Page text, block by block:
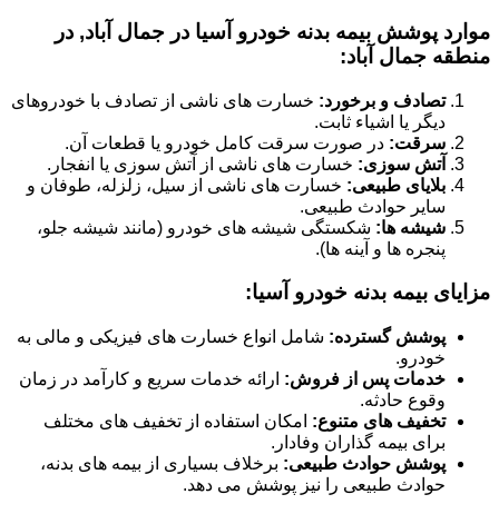
موارد پوشش بیمه بدنه خودرو آسیا در جمال آباد, در
منطقه جمال آباد:
تصادف و برخورد: خسارت های ناشی از تصادف با خودروهای
دیگر یا اشیاء ثابت.
سرقت: در صورت سرقت کامل خودرو یا قطعات آن.
آتش سوزی: خسارت های ناشی از آتش سوزی یا انفجار.
بلایای طبیعی: خسارت های ناشی از سیل، زلزله، طوفان و
سایر حوادث طبیعی.
شیشه ها: شکستگی شیشه های خودرو (مانند شیشه جلو،
پنجره ها و آینه ها).
مزایای بیمه بدنه خودرو آسیا:
پوشش گسترده: شامل انواع خسارت های فیزیکی و مالی به
خودرو.
خدمات پس از فروش: ارائه خدمات سریع و کارآمد در زمان
وقوع حادثه.
تخفیف های متنوع: امکان استفاده از تخفیف های مختلف
برای بیمه گذاران وفادار.
پوشش حوادث طبیعی: برخلاف بسیاری از بیمه های بدنه،
حوادث طبیعی را نیز پوشش می دهد.